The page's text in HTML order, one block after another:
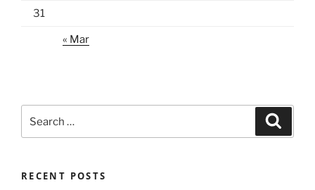
31
« Mar
for:
RECENT POSTS